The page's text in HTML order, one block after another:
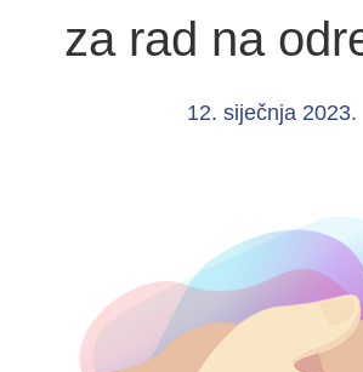
za rad na
12. siječnja 2023.